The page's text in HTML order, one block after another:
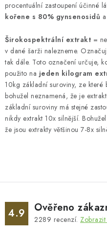
procentuální zastoupení účinné
kořene s 80% gynsenosidů
Širokospektrální extrakt =
v dané šarži nalezneme.
tak dále. Toto označení určuje,
použito na jeden kilogram
10kg základní suroviny, ze které
bohužel neznamená, že je
základní suroviny má stejné
nikdy extrakt 10x silnější.
že jsou extrakty většinou 7-8x
4.9 Ověřeno
2289 recenzí.